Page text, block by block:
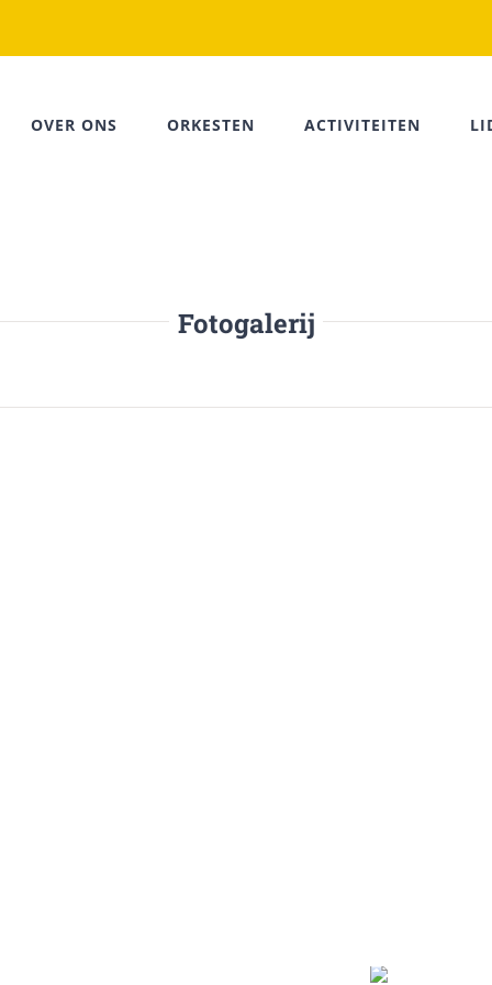
OVER ONS ORKESTEN ACTIVITEITEN
Fotogalerij